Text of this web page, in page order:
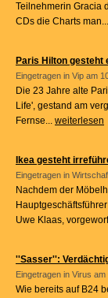
Teilnehmerin Gracia
CDs die Charts man...
Paris Hilton gesteht
Eingetragen in Vip am
Die 23 Jahre alte
Life', gestand am
Fernse... weiterlesen
Ikea gesteht
Eingetragen in
Nachdem der
Uwe Klaas,
''Sasser'':
Eingetragen in Virus am
Wie bereits auf B24